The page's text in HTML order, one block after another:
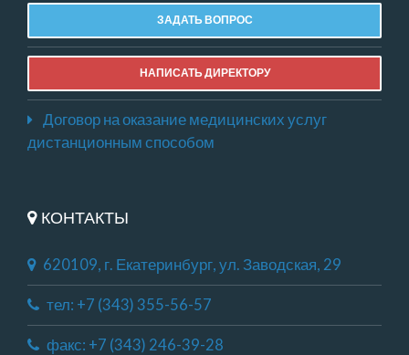
ЗАДАТЬ ВОПРОС
НАПИСАТЬ ДИРЕКТОРУ
Договор на оказание медицинских услуг
дистанционным способом
КОНТАКТЫ
620109, г. Екатеринбург, ул. Заводская, 29
тел: +7 (343) 355-56-57
факс: +7 (343) 246-39-28